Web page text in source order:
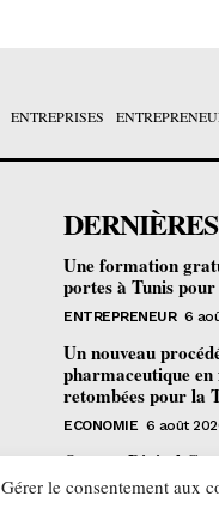
Gérer le consentement aux
ENTREPRISES
Une formation
portes à Tunis
ENTREPRENEUR 6
Un nouveau
pharmaceutique
retombées pour la
ECONOMIE 6 août
Orange Digital
devenue le